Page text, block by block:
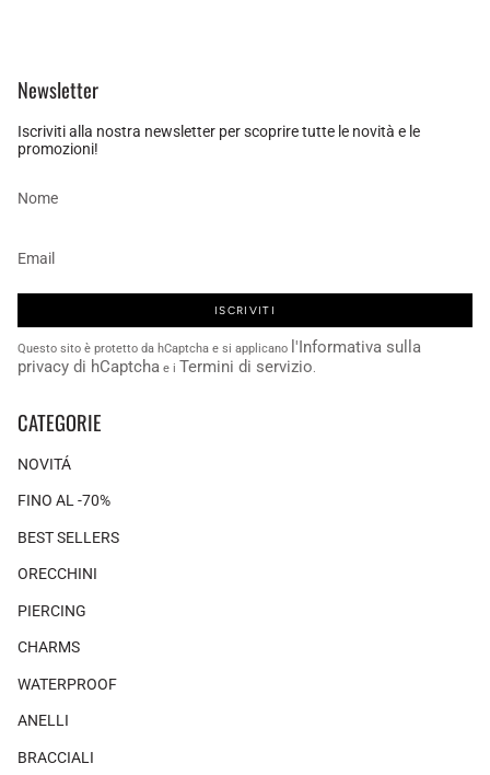
Newsletter
Iscriviti alla nostra newsletter per scoprire tutte le novità e le
promozioni!
ISCRIVITI
Questo sito è protetto da hCaptcha e si applicano l'Informativa sulla
privacy di hCaptcha e i Termini di servizio.
CATEGORIE
NOVITÁ
FINO AL -70%
BEST SELLERS
ORECCHINI
PIERCING
CHARMS
WATERPROOF
ANELLI
BRACCIALI